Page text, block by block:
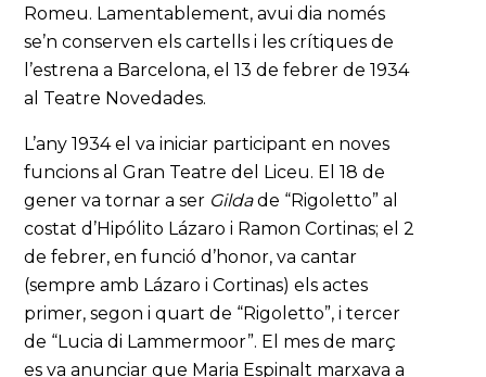
Romeu. Lamentablement, avui dia només
se’n conserven els cartells i les crítiques de
l’estrena a Barcelona, el 13 de febrer de 1934
al Teatre Novedades.
L’any 1934 el va iniciar participant en noves
funcions al Gran Teatre del Liceu. El 18 de
gener va tornar a ser Gildade “Rigoletto” al
costat d’Hipólito Lázaro i Ramon Cortinas; el 2
de febrer, en funció d’honor, va cantar
(sempre amb Lázaro i Cortinas) els actes
primer, segon i quart de “Rigoletto”, i tercer
de “Lucia di Lammermoor”. El mes de març
es va anunciar que Maria Espinalt marxava a